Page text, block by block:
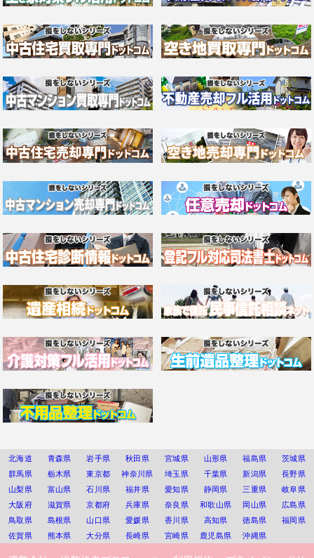
北海道 青森県 岩手県 秋田県 宮城県 山形県 福島県
茨城県
群馬県
栃木県 東京都 神奈川県 埼玉県 千葉県 新潟県
長野県
山梨県
富山県 石川県 福井県 愛知県 静岡県 三重県
岐阜県
大阪府
滋賀県 京都府 兵庫県 奈良県 和歌山県 岡山県
広島県
鳥取県
島根県 山口県 愛媛県 香川県 高知県 徳島県
福岡県
佐賀県
熊本県 大分県 長崎県 宮崎県 鹿児島県 沖縄県